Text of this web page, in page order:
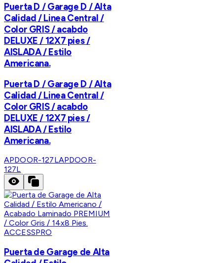
Puerta D / Garage D / Alta
Calidad / Linea Central /
Color GRIS / acabdo
DELUXE / 12X7 pies /
AISLADA / Estilo
Americana.
Puerta D / Garage D / Alta
Calidad / Linea Central /
Color GRIS / acabdo
DELUXE / 12X7 pies /
AISLADA / Estilo
Americana.
APDOOR-127LAPDOOR-
127L
ACCESSPRO
Puerta de Garage de Alta